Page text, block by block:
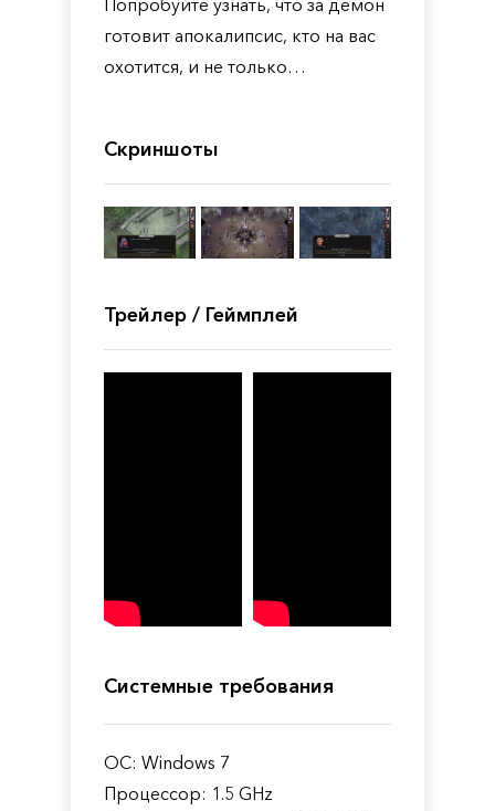
Попробуйте узнать, что за демон
готовит апокалипсис, кто на вас
охотится, и не только…
Скриншоты
Трейлер / Геймплей
Системные требования
ОС: Windows 7
Процессор: 1.5 GHz